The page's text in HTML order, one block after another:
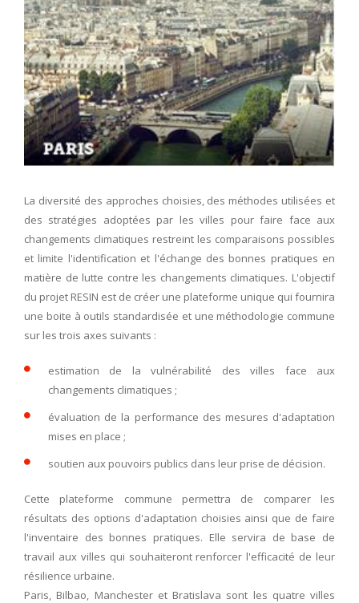
La diversité des approches choisies, des méthodes utilisées et
des stratégies adoptées par les villes pour faire face aux
changements climatiques restreint les comparaisons possibles
et limite l'identification et l'échange des bonnes pratiques en
matière de lutte contre les changements climatiques. L'objectif
du projet RESIN est de créer une plateforme unique qui fournira
une boite à outils standardisée et une méthodologie commune
sur les trois axes suivants :
estimation de la vulnérabilité des villes face aux
changements climatiques ;
évaluation de la performance des mesures d'adaptation
mises en place ;
soutien aux pouvoirs publics dans leur prise de décision.
Cette plateforme commune permettra de comparer les
résultats des options d'adaptation choisies ainsi que de faire
l'inventaire des bonnes pratiques. Elle servira de base de
travail aux villes qui souhaiteront renforcer l'efficacité de leur
résilience urbaine.
Paris, Bilbao, Manchester et Bratislava sont les quatre villes